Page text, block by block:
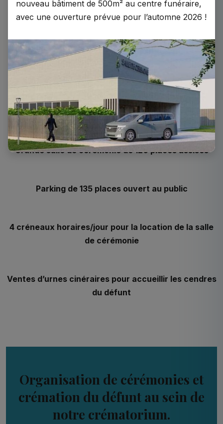
nouveau bâtiment de 500m² au centre funéraire,
avec une ouverture prévue pour l’automne 2026 !
Le complexe funéraire municipal
de la ville de Mulhouse
Grande salle de cérémonie de 120 places assises
Parking de 135 places ouvert au public
4 créneaux horaires/jour pour la location de la salle
de cérémonie
Ventes d’urnes cinéraires pour accueillir les cendres
du défunt
Organisation de cérémonies et
crémation du défunt au sein de
notre crématorium.